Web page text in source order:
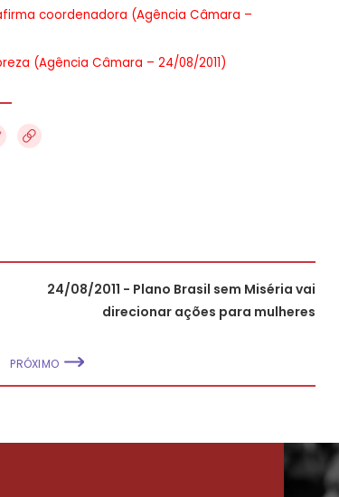
coordenadora (Agência Câmara –
(Agência Câmara – 24/08/2011)
24/08/2011 - Plano Brasil sem Miséria vai
direcionar ações para mulheres
PRÓXIMO